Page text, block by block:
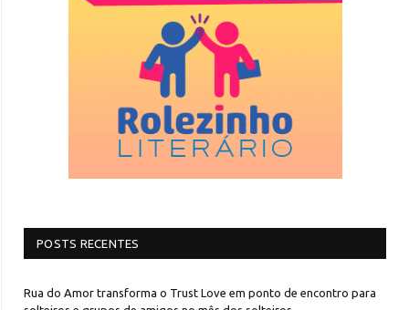
POSTS RECENTES
Rua do Amor transforma o Trust Love em ponto de encontro para